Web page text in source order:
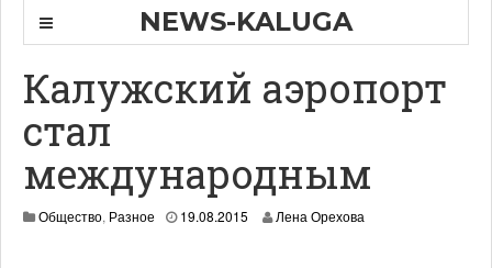
NEWS-KALUGA
Калужский аэропорт
стал
международным
Общество, Разное 19.08.2015 Лена Орехова